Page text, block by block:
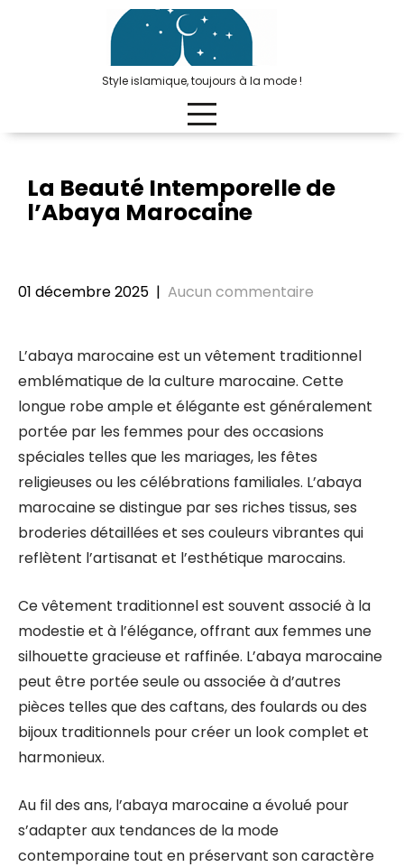
Style islamique, toujours à la mode !
La Beauté Intemporelle de
l’Abaya Marocaine
01 décembre 2025 | Aucun commentaire
L’abaya marocaine est un vêtement traditionnel
emblématique de la culture marocaine. Cette
longue robe ample et élégante est généralement
portée par les femmes pour des occasions
spéciales telles que les mariages, les fêtes
religieuses ou les célébrations familiales. L’abaya
marocaine se distingue par ses riches tissus, ses
broderies détaillées et ses couleurs vibrantes qui
reflètent l’artisanat et l’esthétique marocains.
Ce vêtement traditionnel est souvent associé à la
modestie et à l’élégance, offrant aux femmes une
silhouette gracieuse et raffinée. L’abaya marocaine
peut être portée seule ou associée à d’autres
pièces telles que des caftans, des foulards ou des
bijoux traditionnels pour créer un look complet et
harmonieux.
Au fil des ans, l’abaya marocaine a évolué pour
s’adapter aux tendances de la mode
contemporaine tout en préservant son caractère